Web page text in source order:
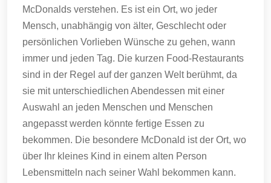
McDonalds verstehen. Es ist ein Ort, wo jeder
Mensch, unabhängig von älter, Geschlecht oder
persönlichen Vorlieben Wünsche zu gehen, wann
immer und jeden Tag. Die kurzen Food-Restaurants
sind in der Regel auf der ganzen Welt berühmt, da
sie mit unterschiedlichen Abendessen mit einer
Auswahl an jeden Menschen und Menschen
angepasst werden könnte fertige Essen zu
bekommen. Die besondere McDonald ist der Ort, wo
über Ihr kleines Kind in einem alten Person
Lebensmitteln nach seiner Wahl bekommen kann.